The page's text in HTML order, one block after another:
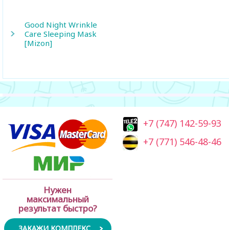
Good Night Wrinkle
Care Sleeping Mask
[Mizon]
Нужен
максимальный
результат быстро?
+7 (747) 142-59-93
+7 (771) 546-48-46